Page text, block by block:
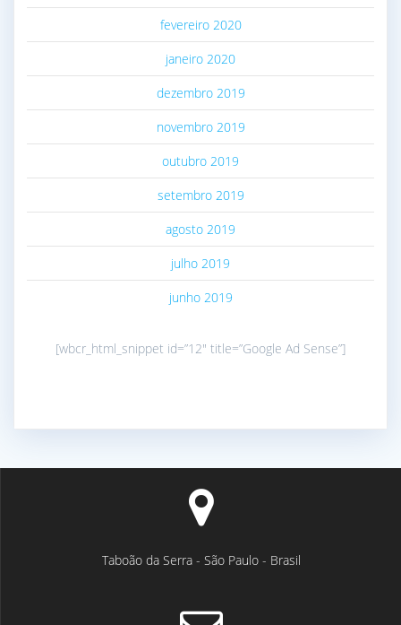
fevereiro 2020
janeiro 2020
dezembro 2019
novembro 2019
outubro 2019
setembro 2019
agosto 2019
julho 2019
junho 2019
[wbcr_html_snippet id=”12″ title=”Google Ad Sense”]
Taboão da Serra - São Paulo - Brasil